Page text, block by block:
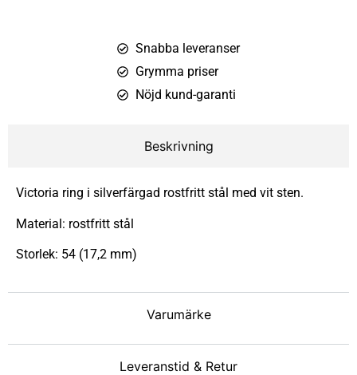
Snabba leveranser
Grymma priser
Nöjd kund-garanti
Beskrivning
Varumärke
Leveranstid & Retur
Victoria ring i silverfärgad rostfritt stål med vit sten.
Material: rostfritt stål
Storlek: 54 (17,2 mm)